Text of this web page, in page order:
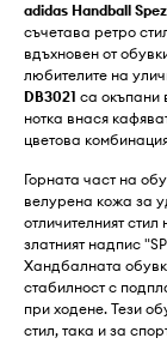
adidas Handball
съчетава ретро
вдъхновен от
любителите на
DB3021 са окъпани
нотка внася
цветова
Горната част на
велурена кожа за
отличителният
златният надпис
Хандбалната
стабилност с
при ходене. Тези
стил, така и за